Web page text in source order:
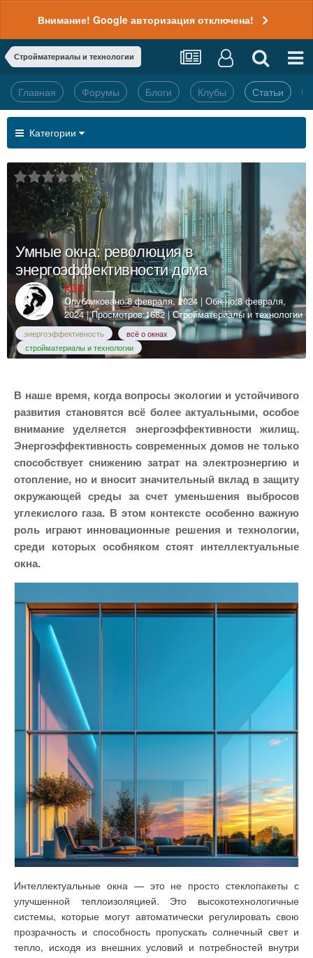
Внимание! Google авторизация отключена!
Стройматериалы и технологии
Главная Форумы Блоги Клубы Статьи
Категории
Умные окна: революция в
энергоэффективности дома
KGB
Опубликовано:8 февраля, 2024 | Обн-но:8 февраля,
2024| Просмотров:1682 |Стройматериалы и технологии
энергоэффективность
всё о окнах
стройматериалы и технологии
В наше время, когда вопросы экологии и устойчивого
развития становятся всё более актуальными, особое
внимание уделяется энергоэффективности жилищ.
Энергоэффективность современных домов не только
способствует снижению затрат на электроэнергию и
отопление, но и вносит значительный вклад в защиту
окружающей среды за счет уменьшения выбросов
углекислого газа. В этом контексте особенно важную
роль играют инновационные решения и технологии,
среди которых особняком стоят интеллектуальные
окна.
Интеллектуальные окна — это не просто стеклопакеты с
улучшенной теплоизоляцией. Это высокотехнологичные
системы, которые могут автоматически регулировать свою
прозрачность и способность пропускать солнечный свет и
тепло, исходя из внешних условий и потребностей внутри